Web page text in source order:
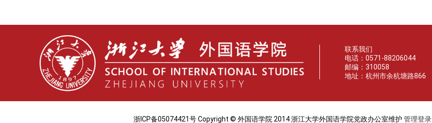
联系我们
电话：0571-88206044
邮编：310058
地址：杭州市余杭塘路866
浙ICP备05074421号 Copyright © 外国语学院 2014 浙江大学外国语学院党政办公室维护 管理登录